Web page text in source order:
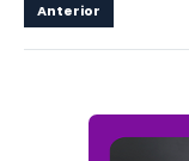
Anterior